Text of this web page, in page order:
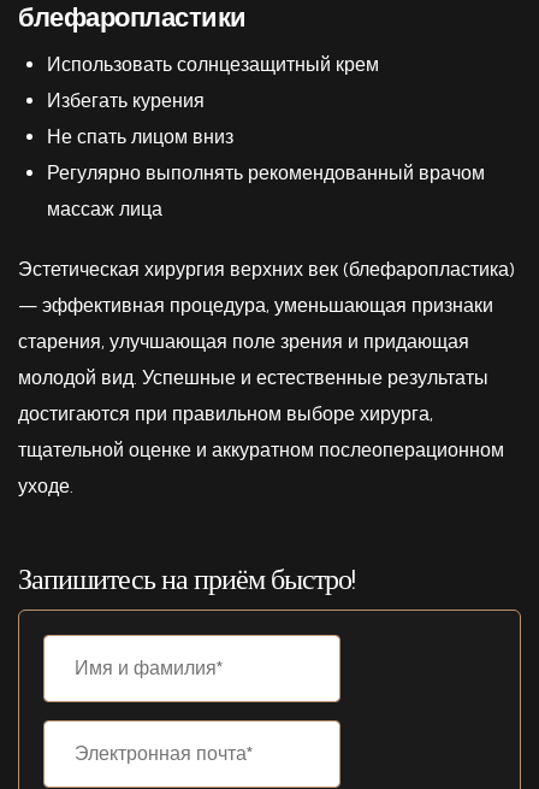
Запишитесь на приём быстро!
блефаропластики
Использовать солнцезащитный крем
Избегать курения
Не спать лицом вниз
Регулярно выполнять рекомендованный врачом
массаж лица
Эстетическая хирургия верхних век (блефаропластика)
— эффективная процедура, уменьшающая признаки
старения, улучшающая поле зрения и придающая
молодой вид. Успешные и естественные результаты
достигаются при правильном выборе хирурга,
тщательной оценке и аккуратном послеоперационном
уходе.